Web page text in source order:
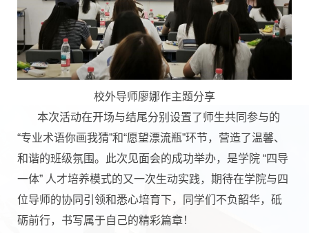
校外导师廖娜作主题分享
本次活动在开场与结尾分别设置了师生共同参与的
“专业术语你画我猜”和“愿望漂流瓶”环节，营造了温馨、
和谐的班级氛围。此次见面会的成功举办，是学院 “四导
一体” 人才培养模式的又一次生动实践，期待在学院与四
位导师的协同引领和悉心培育下，同学们不负韶华，砥
砺前行，书写属于自己的精彩篇章！